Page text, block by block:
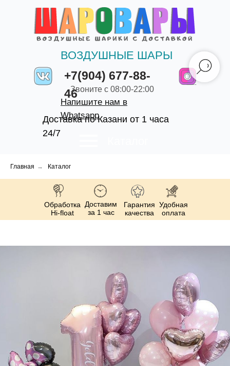
+7(904) 677-88-
46
ВОЗДУШНЫЕ ШАРЫ
Доставка по Казани от 1 часа
24/7
Звоните с 08:00-22:00
Напишите нам в
Whatsapp
Главная → Каталог
Обработка
Hi-float
Доставим
за 1 час
Гарантия
качества
Удобная
оплата